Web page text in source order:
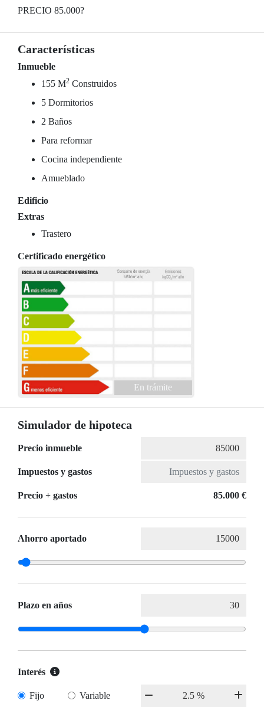
PRECIO 85.000?
Características
Inmueble
155 M2 Construidos
5 Dormitorios
2 Baños
Para reformar
Cocina independiente
Amueblado
Edificio
Extras
Trastero
Certificado energético
En trámite
Simulador de hipoteca
Precio inmueble
Impuestos y gastos
Precio + gastos 85.000 €
Ahorro aportado
Plazo en años
Interés
Fijo Variable